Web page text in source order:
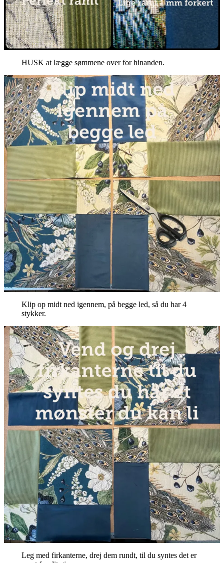
HUSK at lægge sømmene over for hinanden.
Klip op midt ned igennem, på begge led, så du har 4
stykker.
Leg med firkanterne, drej dem rundt, til du syntes det er